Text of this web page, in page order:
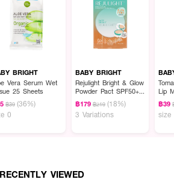
หน้า ใช้แผ่นด้านนูนเช็ดทั่วผิวหน้า จากนั้นใช้แผ่น
น้าแก้ม หน้าผาก และจมูกทิ้งไว้ 3-5 นาทีเพื่อใช้เป็นมา
อเอสเซนส์ที่เหลือบนผิวเบาๆ ให้ซึมทั่วใบหน้า หลัง
สนิท
BRIGHT
Vera Serum Wet
25 Sheets
฿39 (36%)
0
BABY BRIGHT
Rejulight Bright & Glow
Powder Pact SPF50+
PA++++
฿179 ฿219 (18%)
3 Variations
Lip
฿39
size
RECENTLY VIEWED